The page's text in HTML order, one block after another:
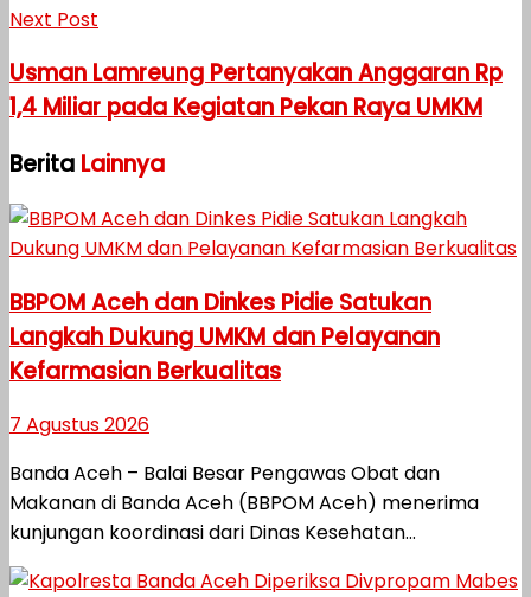
Next Post
Usman Lamreung Pertanyakan Anggaran Rp
1,4 Miliar pada Kegiatan Pekan Raya UMKM
Berita Lainnya
BBPOM Aceh dan Dinkes Pidie Satukan
Langkah Dukung UMKM dan Pelayanan
Kefarmasian Berkualitas
7 Agustus 2026
Banda Aceh – Balai Besar Pengawas Obat dan
Makanan di Banda Aceh (BBPOM Aceh) menerima
kunjungan koordinasi dari Dinas Kesehatan...